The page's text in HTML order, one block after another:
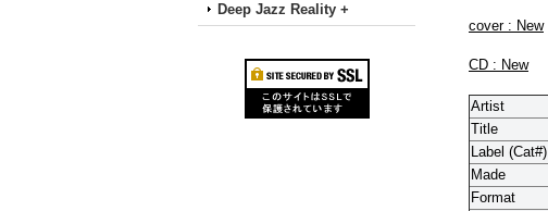
Deep Jazz Reality +
cover : New
CD : New
Artist
Title
Label (Cat#)
Made
Format